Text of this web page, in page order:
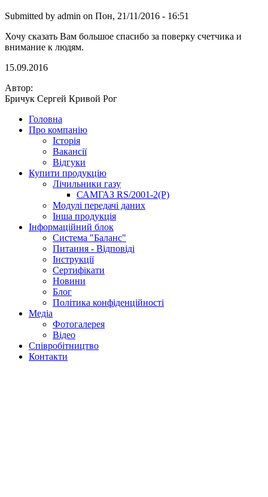
Submitted by admin on Пон, 21/11/2016 - 16:51
Хочу сказать Вам большое спасибо за поверку счетчика и
внимание к людям.
15.09.2016
Автор:
Бричук Сергей Кривой Рог
Головна
Про компанію
Історія
Вакансії
Відгуки
Купити продукцію
Лічильники газу
САМГАЗ RS/2001-2(Р)
Модулі передачі даних
Інша продукція
Інформаційний блок
Система "Баланс"
Питання - Відповіді
Інструкції
Сертифікати
Новини
Блог
Політика конфіденційності
Медіа
Фотогалерея
Відео
Співробітництво
Контакти